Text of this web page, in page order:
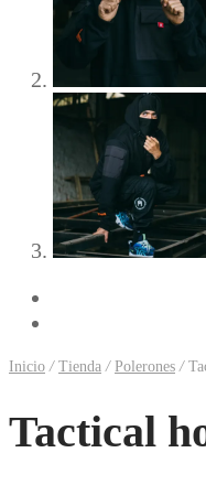
Inicio / Tienda / Polerones /
Tactical